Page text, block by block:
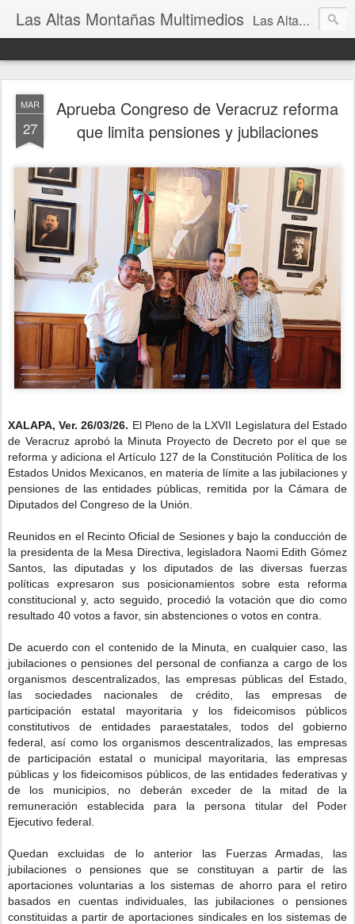
Las Altas Montañas Multimedios Las Altas Montañas Multimedios
MAR
27
Aprueba Congreso de Veracruz reforma
que limita pensiones y jubilaciones
XALAPA, Ver. 26/03/26. El Pleno de la LXVII Legislatura del Estado
de Veracruz aprobó la Minuta Proyecto de Decreto por el que se
reforma y adiciona el Artículo 127 de la Constitución Política de los
Estados Unidos Mexicanos, en materia de límite a las jubilaciones y
pensiones de las entidades públicas, remitida por la Cámara de
Diputados del Congreso de la Unión.
Reunidos en el Recinto Oficial de Sesiones y bajo la conducción de
la presidenta de la Mesa Directiva, legisladora Naomi Edith Gómez
Santos, las diputadas y los diputados de las diversas fuerzas
políticas expresaron sus posicionamientos sobre esta reforma
constitucional y, acto seguido, procedió la votación que dio como
resultado 40 votos a favor, sin abstenciones o votos en contra.
De acuerdo con el contenido de la Minuta, en cualquier caso, las
jubilaciones o pensiones del personal de confianza a cargo de los
organismos descentralizados, las empresas públicas del Estado,
las sociedades nacionales de crédito, las empresas de
participación estatal mayoritaria y los fideicomisos públicos
constitutivos de entidades paraestatales, todos del gobierno
federal, así como los organismos descentralizados, las empresas
de participación estatal o municipal mayoritaria, las empresas
públicas y los fideicomisos públicos, de las entidades federativas y
de los municipios, no deberán exceder de la mitad de la
remuneración establecida para la persona titular del Poder
Ejecutivo federal.
Quedan excluidas de lo anterior las Fuerzas Armadas, las
jubilaciones o pensiones que se constituyan a partir de las
aportaciones voluntarias a los sistemas de ahorro para el retiro
basados en cuentas individuales, las jubilaciones o pensiones
constituidas a partir de aportaciones sindicales en los sistemas de